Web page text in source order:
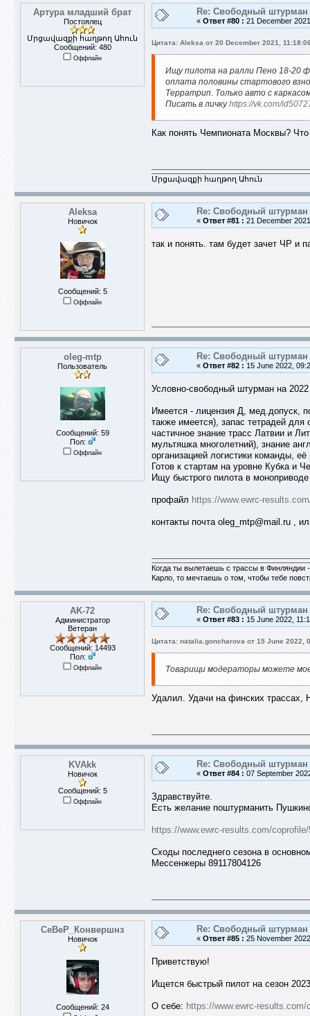
Артура младший брат
Постоялец
Մրցավազքի հաղթող Ահուն
Сообщений: 480
Оффлайн
Re: Свободный штурман
« Ответ #80 : 21 December
Цитата: Aleksa от 20 December 2021,
Ищу пилота на ралли Пено 18-20
оплата половины стартового
Терратрип. Только авто с
Писать в личкуhttps://vk.com/
Как понять Чемпионата Москвы?
Մրցավազքի հաղթող Ահուն
Aleksa
Новичок
Сообщений: 5
Оффлайн
Re: Свободный штурман
« Ответ #81 : 21 December
так и понять. там будет зачет ЧР и
oleg-mtp
Пользователь
Сообщений: 59
Пол:
Оффлайн
Re: Свободный штурман
« Ответ #82 : 15 June 2022,
Условно-свободный штурман на
Имеется - лицензия Д, мед.допуск,
также имеется), запас тетрадей
частичное знание трасс Латвии и
мультяшка многолетний), знание
организацией логистики команды,
Готов к стартам на уровне Кубка и
Ищу быстрого пилота в
профайл https://www.ewrc-
контакты почта oleg_mtp@mail.ru ,
Когда ты вылетаешь с трассы в
Карло, то мечтаешь о том, чтобы тебе
AK-72
Администратор
Ветеран
Сообщений: 14493
Пол:
Оффлайн
Re: Свободный штурман
« Ответ #83 : 15 June 2022,
Цитата: natalia.goncharova от 15 June 2022,
Товарищи модераторы можете
Удалил. Удачи на финских трассах,
KVAkk
Новичок
Сообщений: 5
Оффлайн
Re: Свободный штурман
« Ответ #84 : 07 September
Здравствуйте.
Есть желание поштурманить
https://www.ewrc-results.com/
Сходы последнего сезона в
Мессенжеры 89117804126
СеВеР_Конвершнз
Новичок
Сообщений: 24
Re: Свободный штурман
« Ответ #85 : 25 November
Приветствую!
Ищется быстрый пилот на сезон
О себе: https://www.ewrc-